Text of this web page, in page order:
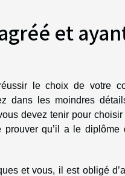
et
le choix de votre
dans les moindres
devez tenir pour
qu’il a le
et vous, il est obligé